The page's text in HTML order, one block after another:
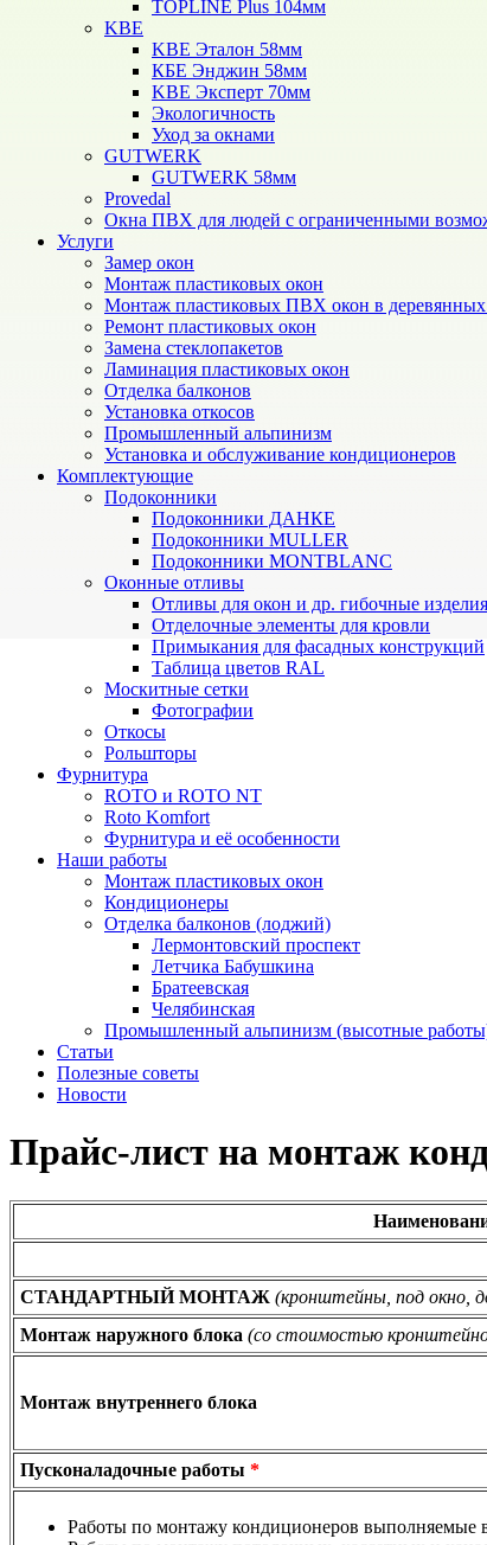
TOPLINE Plus 104мм
KBE
KBE Эталон 58мм
КБЕ Энджин 58мм
KBE Эксперт 70мм
Экологичность
Уход за окнами
GUTWERK
GUTWERK 58мм
Provedal
Окна ПВХ для людей с ограниченными
Услуги
Замер окон
Монтаж пластиковых окон
Монтаж пластиковых ПВХ окон в деревянных
Ремонт пластиковых окон
Замена стеклопакетов
Ламинация пластиковых окон
Отделка балконов
Установка откосов
Промышленный альпинизм
Установка и обслуживание кондиционеров
Комплектующие
Подоконники
Подоконники ДАНКЕ
Подоконники MULLER
Подоконники MONTBLANC
Оконные отливы
Отливы для окон и др. гибочные изделия
Отделочные элементы для кровли
Примыкания для фасадных конструкций
Таблица цветов RAL
Москитные сетки
Фотографии
Откосы
Рольшторы
Фурнитура
ROTO и ROTO NT
Roto Komfort
Фурнитура и её особенности
Наши работы
Монтаж пластиковых окон
Кондиционеры
Отделка балконов (лоджий)
Лермонтовский проспект
Летчика Бабушкина
Братеевская
Челябинская
Промышленный альпинизм (высотные
Статьи
Полезные советы
Новости
Прайс-лист на монтаж
СТАНДАРТНЫЙ МОНТАЖ (кронштейны, под окно,
Монтаж наружного блока (со стоимостью
Монтаж внутреннего блока
Пусконаладочные работы *
Работы по монтажу кондиционеров